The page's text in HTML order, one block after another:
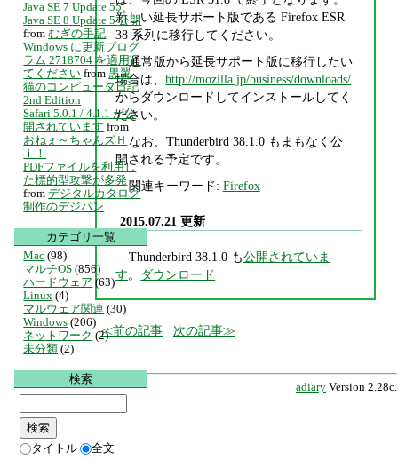
新しい延長サポート版である Firefox ESR
38 系列に移行してください。
通常版から延長サポート版に移行したい
場合は、http://mozilla.jp/business/downloads/
からダウンロードしてインストールしてく
ださい。
なお、Thunderbird 38.1.0 もまもなく公
開される予定です。
関連キーワード: Firefox
2015.07.21 更新
Thunderbird 38.1.0 も公開されていま
す。 ダウンロード
前の記事 次の記事
adiary Version 2.28c.
Java SE 7 Update 55、
Java SE 8 Update 5 公開
from むぎの手記
Windows に更新プログ
ラム 2718704 を適用し
てください from 黒翼
猫のコンピュータ日記
2nd Edition
Safari 5.0.1 / 4.1.1 が公
開されています from
おねぇ～ちゃんズＨ
ｉ！
PDFファイルを利用し
た標的型攻撃が多発
from デジタルカタログ
制作のデジパン
カテゴリ一覧
Mac (98)
マルチOS (856)
ハードウェア (63)
Linux (4)
マルウェア関連 (30)
Windows (206)
ネットワーク (2)
未分類 (2)
検索
タイトル 全文